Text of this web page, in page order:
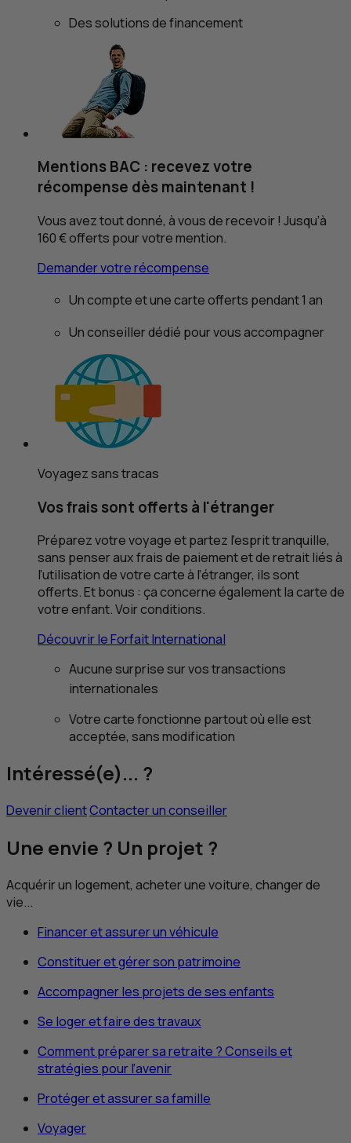
Des solutions de financement
Mentions BAC : recevez votre
récompense dès maintenant !
Vous avez tout donné, à vous de recevoir ! Jusqu’à
160 € offerts pour votre mention.
Demander votre récompense
Un compte et une carte offerts pendant 1 an
Un conseiller dédié pour vous accompagner
Voyagez sans tracas
Vos frais sont offerts à l'étranger
Préparez votre voyage et partez l’esprit tranquille,
sans penser aux frais de paiement et de retrait liés à
l’utilisation de votre carte à l’étranger, ils sont
offerts. Et bonus : ça concerne également la carte de
votre enfant. Voir conditions.
Découvrir le Forfait International
Aucune surprise sur vos transactions
internationales
Votre carte fonctionne partout où elle est
acceptée, sans modification
Intéressé(e)... ?
Devenir clientContacter un conseiller
Une envie ? Un projet ?
Acquérir un logement, acheter une voiture, changer de
vie...
Financer et assurer un véhicule
Constituer et gérer son patrimoine
Accompagner les projets de ses enfants
Se loger et faire des travaux
Comment préparer sa retraite ? Conseils et
stratégies pour l’avenir
Protéger et assurer sa famille
Voyager